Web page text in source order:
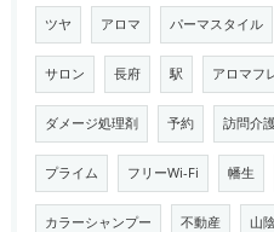
ツヤ アロマ パーマスタイル
サロン 長府 駅 アロマフ
ダメージ処理剤 予約 訪問介
プライム フリーWi-Fi 幡生
カラーシャンプー 不動産 山